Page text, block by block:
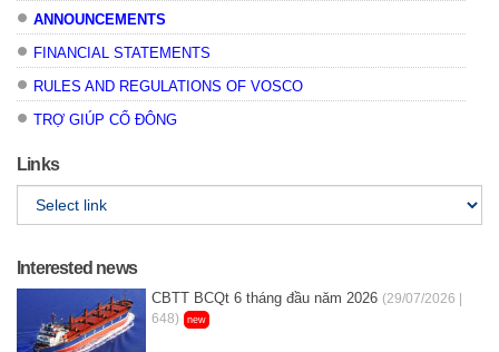
ANNOUNCEMENTS
FINANCIAL STATEMENTS
RULES AND REGULATIONS OF VOSCO
TRỢ GIÚP CỔ ĐÔNG
Links
Interested news
CBTT BCQt 6 tháng đầu năm 2026 (29/07/2026 |
648)
new